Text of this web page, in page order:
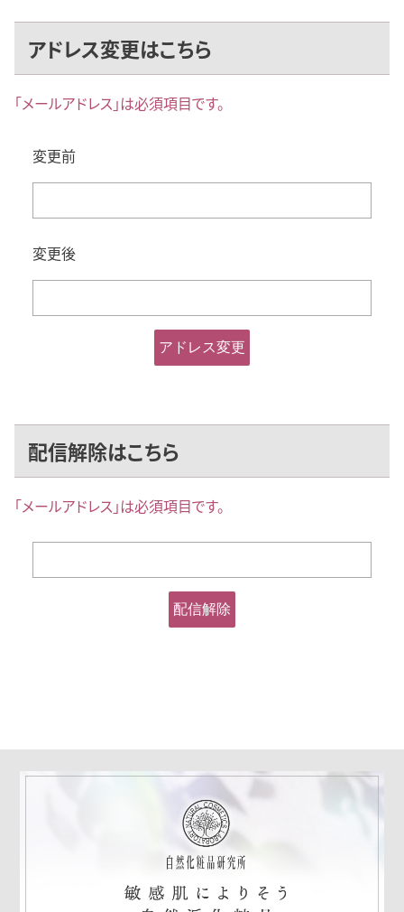
アドレス変更はこちら
｢メールアドレス｣は必須項目です。
変更前
変更後
配信解除はこちら
｢メールアドレス｣は必須項目です。